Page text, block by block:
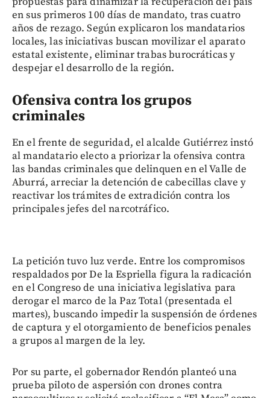
en sus primeros 100 días de mandato, tras cuatro
años de rezago. Según explicaron los mandatarios
locales, las iniciativas buscan movilizar el aparato
estatal existente, eliminar trabas burocráticas y
despejar el desarrollo de la región.
Ofensiva contra los grupos
criminales
En el frente de seguridad, el alcalde Gutiérrez instó
al mandatario electo a priorizar la ofensiva contra
las bandas criminales que delinquen en el Valle de
Aburrá, arreciar la detención de cabecillas clave y
reactivar los trámites de extradición contra los
principales jefes del narcotráfico.
La petición tuvo luz verde. Entre los compromisos
respaldados por De la Espriella figura la radicación
en el Congreso de una iniciativa legislativa para
derogar el marco de la Paz Total (presentada el
martes), buscando impedir la suspensión de órdenes
de captura y el otorgamiento de beneficios penales
a grupos al margen de la ley.
Por su parte, el gobernador Rendón planteó una
prueba piloto de aspersión con drones contra